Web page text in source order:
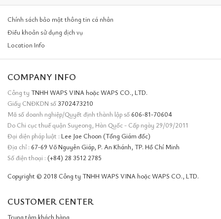
Chính sách bảo mật thông tin cá nhân
Điều khoản sử dụng dịch vụ
Location Info
COMPANY INFO
Công ty TNHH WAPS VINA hoặc WAPS CO., LTD.
Giấy CNĐKDN số3702473210
Mã số doanh nghiệp/Quyết định thành lập số 606-81-70604
Do Chi cục thuế quận Suyeong, Hàn Quốc - Cấp ngày 29/09/2011
Đại diện pháp luật : Lee Jae Choon (Tổng Giám đốc)
Địa chỉ : 67-69 Võ Nguyên Giáp, P. An Khánh, TP. Hồ Chí Minh
Số điện thoại : (+84) 28 3512 2785
Copyright © 2018 Công ty TNHH WAPS VINA hoặc WAPS CO., LTD.
CUSTOMER CENTER
Trung tâm khách hàng